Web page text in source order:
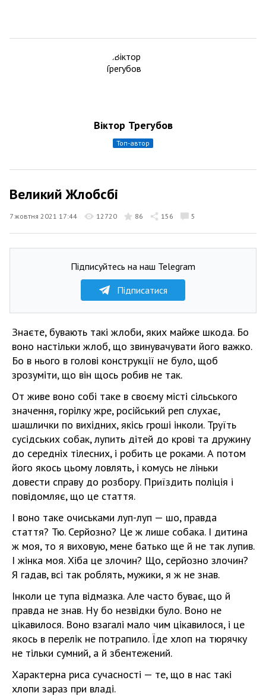
Віктор Трегубов
топ-автор
Великий Жлобсбі
7 жовтня 2021 17:44 12720 86 156 5
Підписуйтесь на наш Telegram
Підписатися
Знаєте, бувають такі жлоби, яких майже шкода. Бо
воно настільки жлоб, що звинувачувати його важко.
Бо в нього в голові конструкції не було, щоб
зрозуміти, що він щось робив не так.
От живе воно собі таке в своєму місті сільського
значення, горілку жре, російський реп слухає,
шашлички по вихідних, якісь гроші інколи. Труїть
сусідських собак, лупить дітей до крові та дружину
до середніх тілесних, і робить це роками. А потом
його якось цьому ловлять, і комусь не ліньки
довести справу до розбору. Приїздить поліція і
повідомляє, що це стаття.
І воно таке очиськами луп-луп — шо, правда
стаття? Тю. Серйозно? Це ж лише собака. І дитина
ж моя, то я виховую, мене батько ще й не так лупив.
І жінка моя. Хіба це злочин? Що, серйозно злочин?
Я гадав, всі так роблять, мужики, я ж не знав.
Інколи це тупа відмазка. Але часто буває, що й
правда не знав. Ну бо незвідки було. Воно не
цікавилося. Воно взагалі мало чим цікавилося, і це
якось в перелік не потрапило. Їде хлоп на тюрячку
не тільки сумний, а й збентежений.
Характерна риса сучасності — те, що в нас такі
хлопи зараз при владі.